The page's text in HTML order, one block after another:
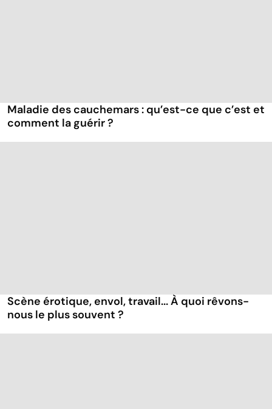
Maladie des cauchemars : qu’est-ce que c’est et
comment la guérir ?
Scène érotique, envol, travail... À quoi rêvons-
nous le plus souvent ?